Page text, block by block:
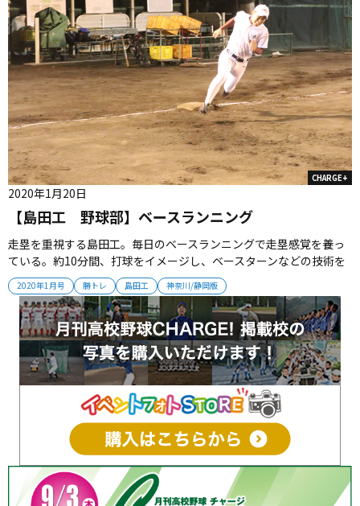
CHARGE+
2020年1月号 勝トレ 島田工 神奈川/静岡版
【島田工 野球部】ベースランニング
2020年1月20日
走塁を重視する島田工。毎日のベースランニングで走塁感覚を養っ
ている。約10分間、打球をイメージし、ベースターンなどの技術を
磨く。「走塁の技術はやればやるほど上手くなる」と中村匠監督。
佐久間赴任時に陸上部の顧問を務めた経験を生かし、細かく指導を
行う。 2020年1月号掲載...